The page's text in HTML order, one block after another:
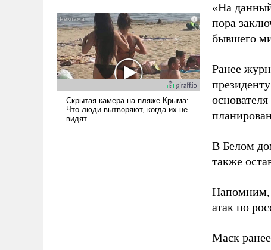
Сложившаяся ситуация
означает многолетний период
уязвимости США, например,
перед Китаем.
«На
пора
бывшего
Ранее
В Белом
также
Напомним,
атак по
Маск ранее